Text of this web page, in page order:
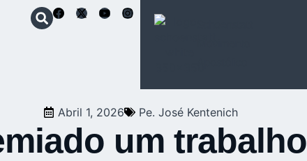
Abril 1, 2026 Pe. José Kentenich
um